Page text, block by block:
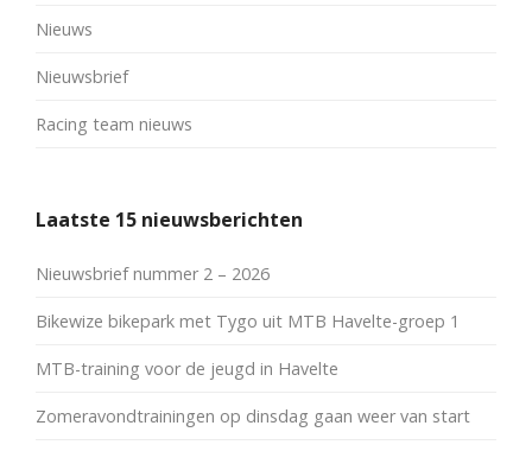
Nieuws
Nieuwsbrief
Racing team nieuws
Laatste 15 nieuwsberichten
Nieuwsbrief nummer 2 – 2026
Bikewize bikepark met Tygo uit MTB Havelte-groep 1
MTB-training voor de jeugd in Havelte
Zomeravondtrainingen op dinsdag gaan weer van start